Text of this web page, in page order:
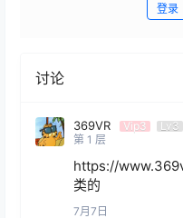
登录
讨论
369VR Vip3
Lv3
第 1 层
https://
类的
7月7日